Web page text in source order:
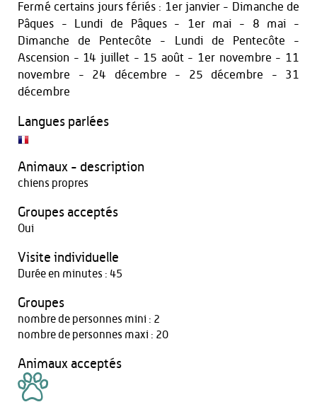
Fermé certains jours fériés : 1er janvier - Dimanche de
Pâques - Lundi de Pâques - 1er mai - 8 mai -
Dimanche de Pentecôte - Lundi de Pentecôte -
Ascension - 14 juillet - 15 août - 1er novembre - 11
novembre - 24 décembre - 25 décembre - 31
décembre
Langues parlées
Animaux - description
chiens propres
Groupes acceptés
Oui
Visite individuelle
Durée en minutes : 45
Groupes
nombre de personnes mini : 2
nombre de personnes maxi : 20
Animaux acceptés